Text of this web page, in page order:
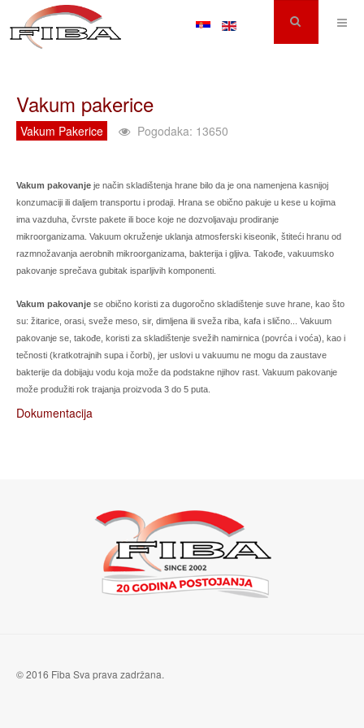
Vakum pakerice
Vakum Pakerice Pogodaka: 13650
Vakum pakovanje je način skladištenja hrane bilo da je ona namenjena kasnijoj
konzumaciji ili daljem transportu i prodaji. Hrana se obično pakuje u kese u kojima
ima vazduha, čvrste pakete ili boce koje ne dozvoljavaju prodiranje
mikroorganizama. Vakuum okruženje uklanja atmosferski kiseonik, štiteći hranu od
razmnožavanja aerobnih mikroorganizama, bakterija i gljiva. Takođe, vakuumsko
pakovanje sprečava gubitak isparljivih komponenti.
Vakum pakovanje se obično koristi za dugoročno skladištenje suve hrane, kao što
su: žitarice, orasi, sveže meso, sir, dimljena ili sveža riba, kafa i slično... Vakuum
pakovanje se, takođe, koristi za skladištenje svežih namirnica (povrća i voća), kao i
tečnosti (kratkotrajnih supa i čorbi), jer uslovi u vakuumu ne mogu da zaustave
bakterije da dobijaju vodu koja može da podstakne njihov rast. Vakuum pakovanje
može produžiti rok trajanja proizvoda 3 do 5 puta.
Dokumentacija
© 2016 Fiba Sva prava zadržana.